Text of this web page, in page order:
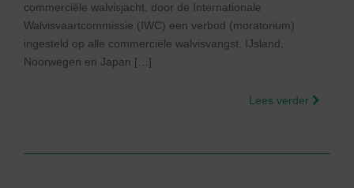
commerciële walvisjacht, door de Internationale
Walvisvaartcommissie (IWC) een verbod (moratorium)
ingesteld op alle commerciële walvisvangst. IJsland,
Noorwegen en Japan […]
Lees verder